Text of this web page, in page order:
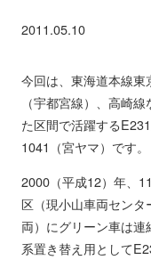
2011.05.10
今回は、東海道本線東
（宇都宮線）、高崎
た区間で活躍する
1041（宮ヤマ）です。
2000（平成12）年、
区（現小山車両セン
両）にグリーン車は
系置き替え用として